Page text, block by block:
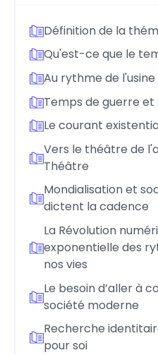
Définition de la
Qu'est-ce que le
Au rythme de l'usine
Temps de guerre et
Le courant
Vers le théâtre de
Théâtre
Mondialisation et
dictent la cadence
La Révolution
exponentielle des
nos vies
Le besoin d’aller à
société moderne
Recherche
pour soi